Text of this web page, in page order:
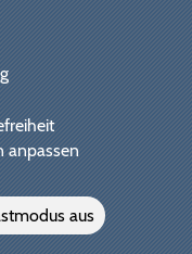
anpassen
aus